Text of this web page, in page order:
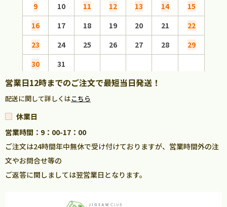
9
10 11 12 13 14
15
16
17 18 19 20 21
22
23
24 25 26 27 28
29
30
31
営業日12時までのご注文で最短当日発送！
配送に関して詳しくはこちら
休業日
営業時間：9：00-17：00
ご注文は24時間年中無休で受け付けておりますが、営業時間外の注
文やお問合せ等の
ご返答に関しましては翌営業日となります。